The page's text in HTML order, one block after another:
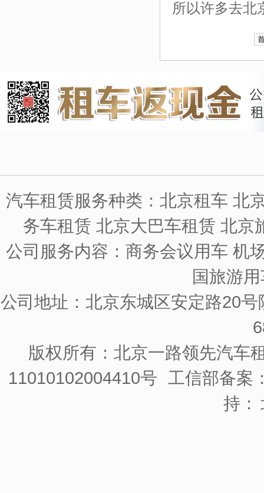
所以许多去北
汽车租赁服务种类：北京租车 北
务车租赁 北京大巴车租赁 北京
公司服务内容：商务会议用车 机
国旅游
公司地址：北京东城区安定路20
版权所有：北京一路领先汽车
11010102004410号 工信部备案
持：